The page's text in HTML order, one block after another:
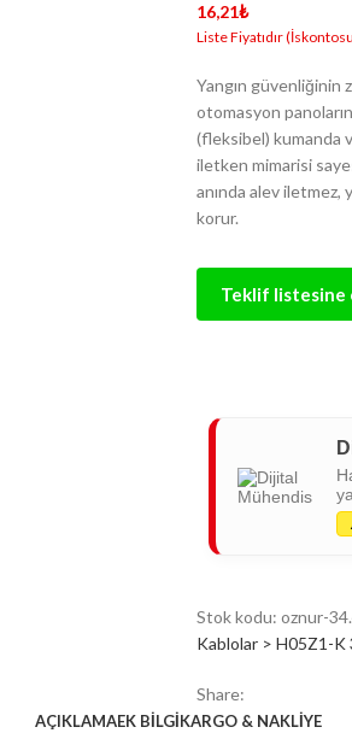
16,21₺
Yangın güvenliğinin
otomasyon
(fleksibel) kumanda
iletken mimarisi
anında alev iletmez,
korur.
Teklif listesine
Stok kodu: oznur-
Kablolar > H05Z1-K
Share:
AÇIKLAMAEK BILGIKARGO & NAKLIYE